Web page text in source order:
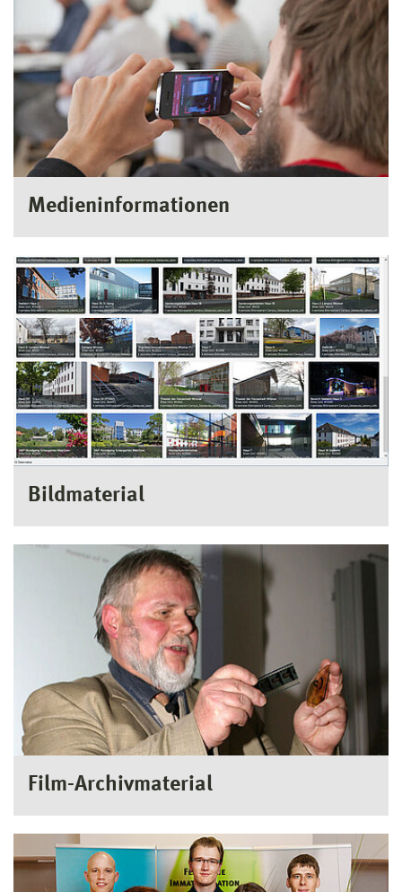
Medieninformationen
Bildmaterial
Film-Archivmaterial